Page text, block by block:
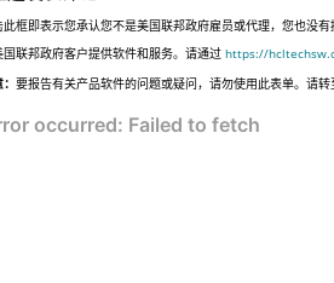
此框即表示您承认您不是美国联邦政府雇员或代理，您也没
国联邦政府客户提供软件和服务。请通过https://
：要报告有关产品软件的问题或疑问，请勿使用此表单。请转